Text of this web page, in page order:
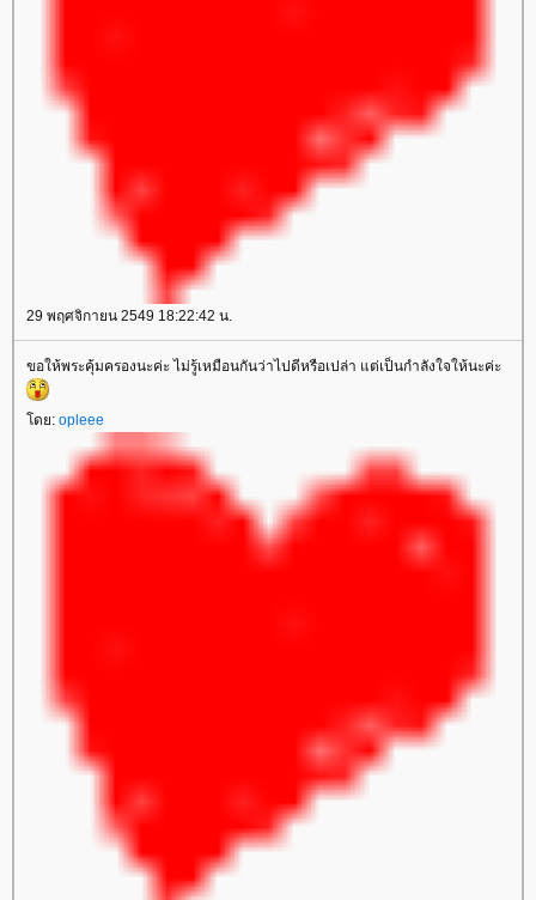
29 พฤศจิกายน 2549 18:22:42 น.
ขอให้พระคุ้มครองนะค่ะ ไม่รู้เหมือนกันว่าไปดีหรือเปล่า แต่เป็นกำลังใจให้นะค่ะ
ดย: opleee